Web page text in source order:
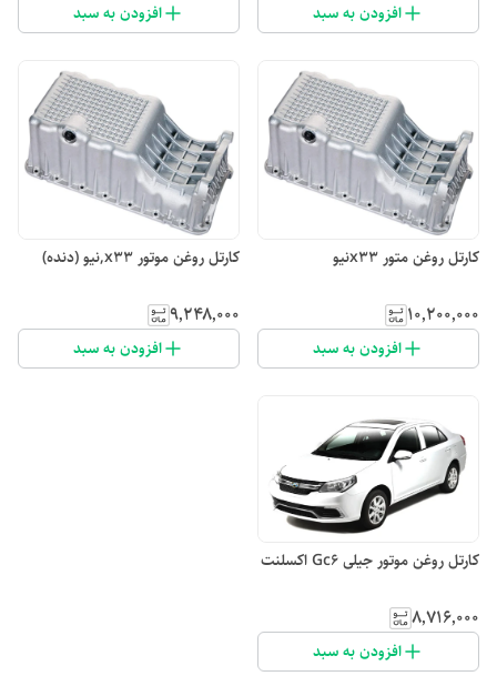
افزودن به سبد افزودن به سبد
کارتل روغن متور x33نیو
۱۰٬۲۰۰٬۰۰۰
افزودن به سبد
کارتل روغن موتور x33,نیو (دنده)
۹٬۲۴۸٬۰۰۰
افزودن به سبد
کارتل روغن موتور جیلی Gc6 اکسلنت
۸٬۷۱۶٬۰۰۰
افزودن به سبد